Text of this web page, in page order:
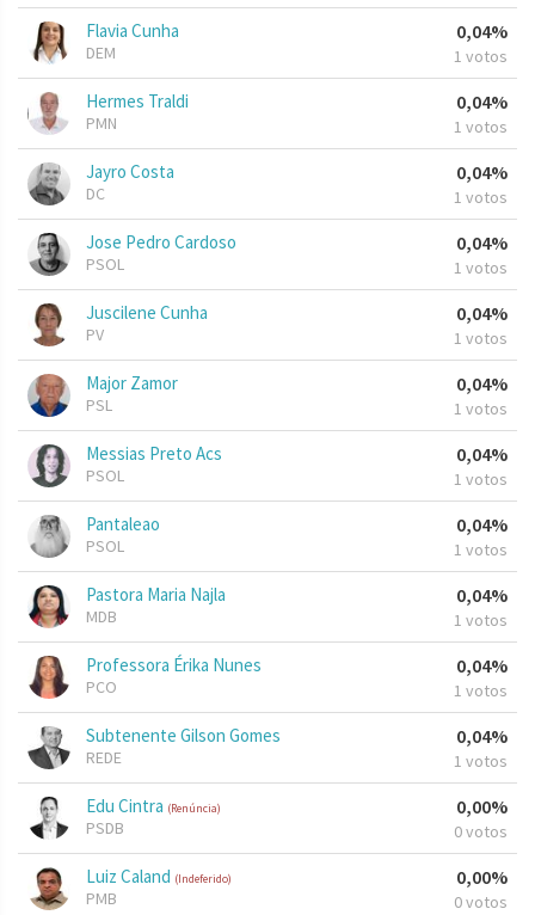
Flavia Cunha
DEM
0,04%
1 votos
Hermes Traldi
PMN
0,04%
1 votos
Jayro Costa
DC
0,04%
1 votos
Jose Pedro Cardoso
PSOL
0,04%
1 votos
Juscilene Cunha
PV
0,04%
1 votos
Major Zamor
PSL
0,04%
1 votos
Messias Preto Acs
PSOL
0,04%
1 votos
Pantaleao
PSOL
0,04%
1 votos
Pastora Maria Najla
MDB
0,04%
1 votos
Professora Érika Nunes
PCO
0,04%
1 votos
Subtenente Gilson Gomes
REDE
0,04%
1 votos
Edu Cintra (Renúncia)
PSDB
0,00%
0 votos
Luiz Caland (Indeferido)
PMB
0,00%
0 votos